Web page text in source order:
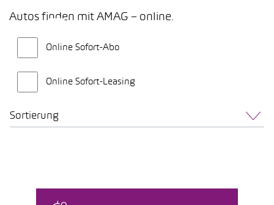
Autos finden mit AMAG – online.
Online Sofort-Abo
Online Sofort-Leasing
Sortierung